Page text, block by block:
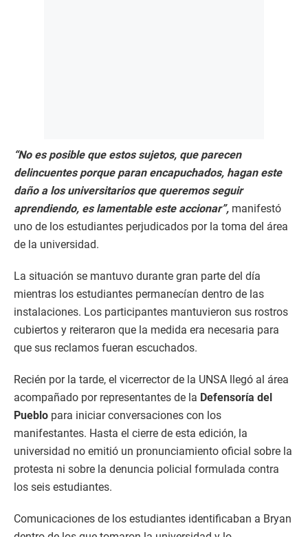
“No es posible que estos sujetos, que parecen
delincuentes porque paran encapuchados, hagan este
daño a los universitarios que queremos seguir
aprendiendo, es lamentable este accionar”, manifestó
uno de los estudiantes perjudicados por la toma del área
de la universidad.
La situación se mantuvo durante gran parte del día
mientras los estudiantes permanecían dentro de las
instalaciones. Los participantes mantuvieron sus rostros
cubiertos y reiteraron que la medida era necesaria para
que sus reclamos fueran escuchados.
Recién por la tarde, el vicerrector de la UNSA llegó al área
acompañado por representantes de la Defensoría del
Pueblo para iniciar conversaciones con los
manifestantes. Hasta el cierre de esta edición, la
universidad no emitió un pronunciamiento oficial sobre la
protesta ni sobre la denuncia policial formulada contra
los seis estudiantes.
Comunicaciones de los estudiantes identificaban a Bryan